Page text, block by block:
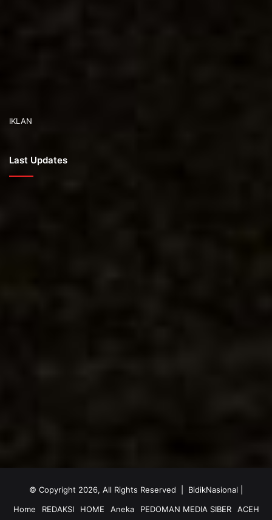
IKLAN
Last Updates
© Copyright 2026, All Rights Reserved | BidikNasional
Home
REDAKSI HOME Aneka PEDOMAN MEDIA SIBER ACEH